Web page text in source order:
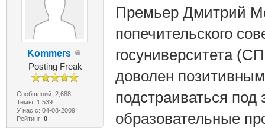
Kommers
Posting Freak
Сообщений: 2,688
Темы: 1,539
У нас с: 04-08-2009
Рейтинг: 0
Премьер Дмитрий
попечительского
госуниверситета
доволен
подстраиваться
образовательные